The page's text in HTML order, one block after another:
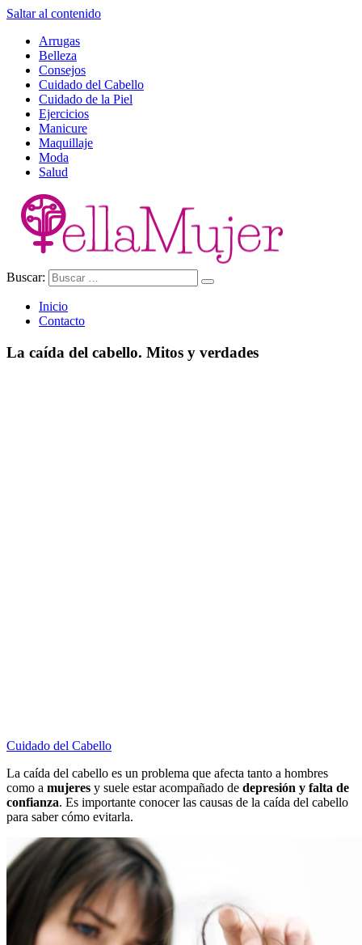
Saltar al contenido
Arrugas
Belleza
Consejos
Cuidado del Cabello
Cuidado de la Piel
Ejercicios
Manicure
Maquillaje
Moda
Salud
Ella Mujer
Buscar:
Inicio
Contacto
La caída del cabello. Mitos y verdades
Cuidado del Cabello
La caída del cabello es un problema que afecta tanto a hombres
como a mujeres y suele estar acompañado de depresión y falta de
confianza. Es importante conocer las causas de la caída del cabello
para saber cómo evitarla.